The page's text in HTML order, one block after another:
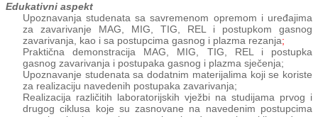
Edukativni aspekt
Upoznavanja studenata sa savremenom opremom i uređajima
za zavarivanje MAG, MIG, TIG, REL i postupkom gasnog
zavarivanja, kao i sa postupcima gasnog i plazma rezanja;
Praktična demonstracija MAG, MIG, TIG, REL i postupka
gasnog zavarivanja i postupaka gasnog i plazma sječenja;
Upoznavanje studenata sa dodatnim materijalima koji se koriste
za realizaciju navedenih postupaka zavarivanja;
Realizacija različitih laboratorijskih vježbi na studijama prvog i
drugog ciklusa koje su zasnovane na navedenim postupcima